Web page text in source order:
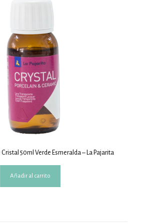
Cristal 50ml Verde Esmeralda – La Pajarita
Añadir al carrito